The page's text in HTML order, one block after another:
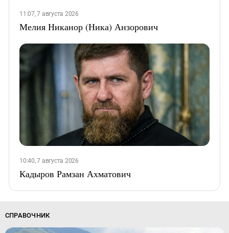
11:07, 7 августа 2026
Мелия Никанор (Ника) Анзорович
10:40, 7 августа 2026
Кадыров Рамзан Ахматович
СПРАВОЧНИК